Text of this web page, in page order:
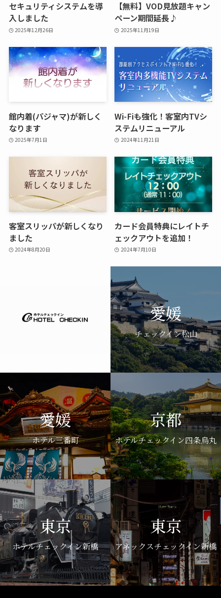
セキュリティシステムを導
入しました
2025年12月26日
【無料】VOD見放題キャン
ペーン期間延長♪
2025年11月19日
館内着(パジャマ)が新しく
なります
2025年7月1日
Wi-Fiも強化！客室内TVシ
ステムリニューアル
2024年11月21日
客室スリッパが新しくなり
ました
2024年8月20日
カード会員特典にレイトチ
ェックアウトを追加！
2024年7月10日
愛媛
チェックイン松山
愛媛
ホテル三番町
京都
ホテルチェックイン四条烏丸
東京
ホテルチェックイン新橋
東京
アネックスチェックイン新橋